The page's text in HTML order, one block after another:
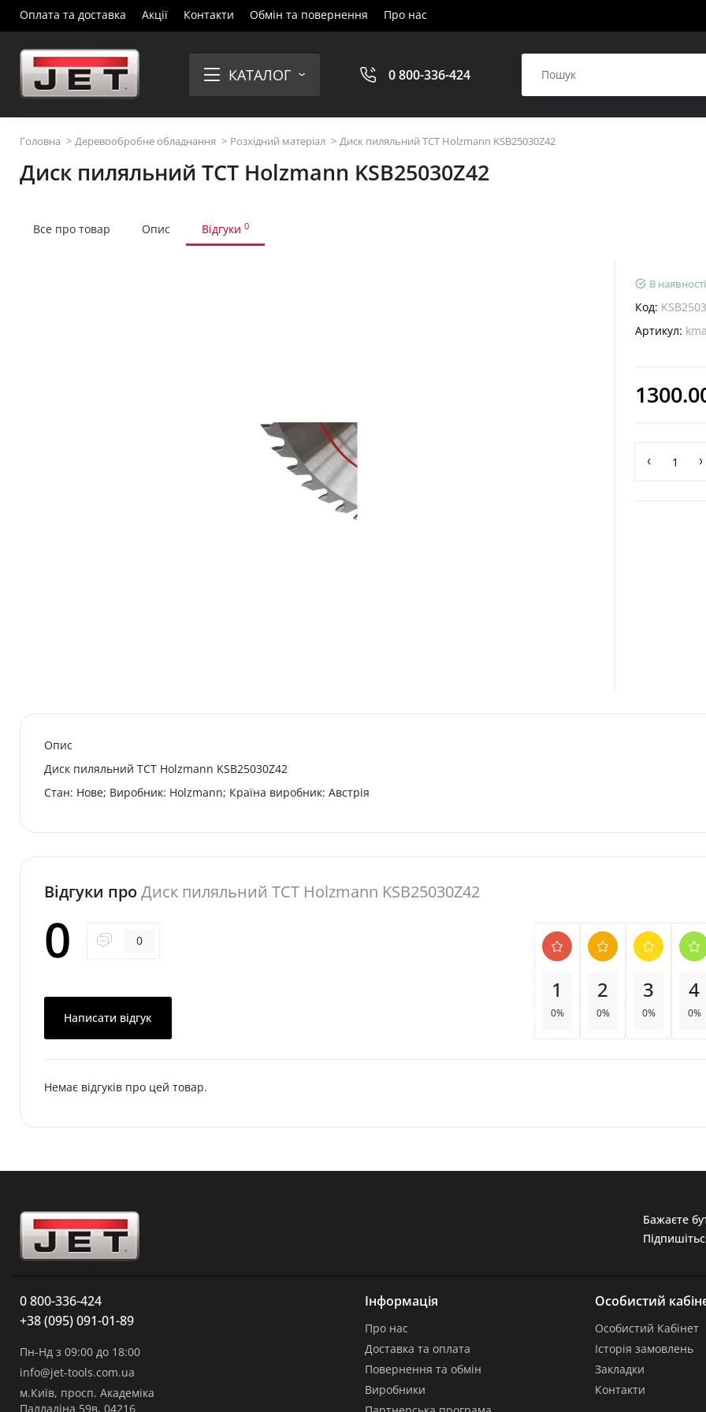
Оплата та доставка Акції Контакти Обмін та повернення Про нас
КАТАЛОГ 0 800-336-424
Головна Деревообробне обладнання Розхідний матеріал Диск пиляльний ТСТ Holzmann KSB25030Z42
Диск пиляльний ТСТ Holzmann KSB25030Z42
Все про товар Опис Відгуки 0
В наявності
Код:
Артикул:
Опис
Диск пиляльний ТСТ Holzmann KSB25030Z42
Стан: Нове; Виробник: Holzmann; Країна виробник: Австрія
Відгуки проДиск пиляльний ТСТ Holzmann KSB25030Z42
0 0
Написати відгук
1
0%
2
0%
3
0%
4
0%
Немає відгуків про цей товар.
Бажаєте
0 800-336-424
+38 (095) 091-01-89
Пн-Нд з 09:00 до 18:00
info@jet-tools.com.ua
м.Київ, просп. Академіка
Палладіна 59в, 04216
Інформація
Про нас
Доставка та оплата
Повернення та обмін
Виробники
Особистий
Особистий Кабінет
Історія замовлень
Закладки
Контакти